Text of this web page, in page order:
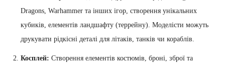
Dragons, Warhammer та інших ігор, створення унікальних
кубиків, елементів ландшафту (террейну). Моделісти можуть
друкувати рідкісні деталі для літаків, танків чи кораблів.
Косплей: Створення елементів костюмів, броні, зброї та